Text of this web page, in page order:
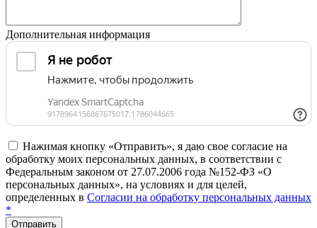
Дополнительная информация
Нажимая кнопку «Отправить», я даю свое согласие на
обработку моих персональных данных, в соответствии с
Федеральным законом от 27.07.2006 года №152-ФЗ «О
персональных данных», на условиях и для целей,
определенных в Согласии на обработку персональных данных
*
Отправить